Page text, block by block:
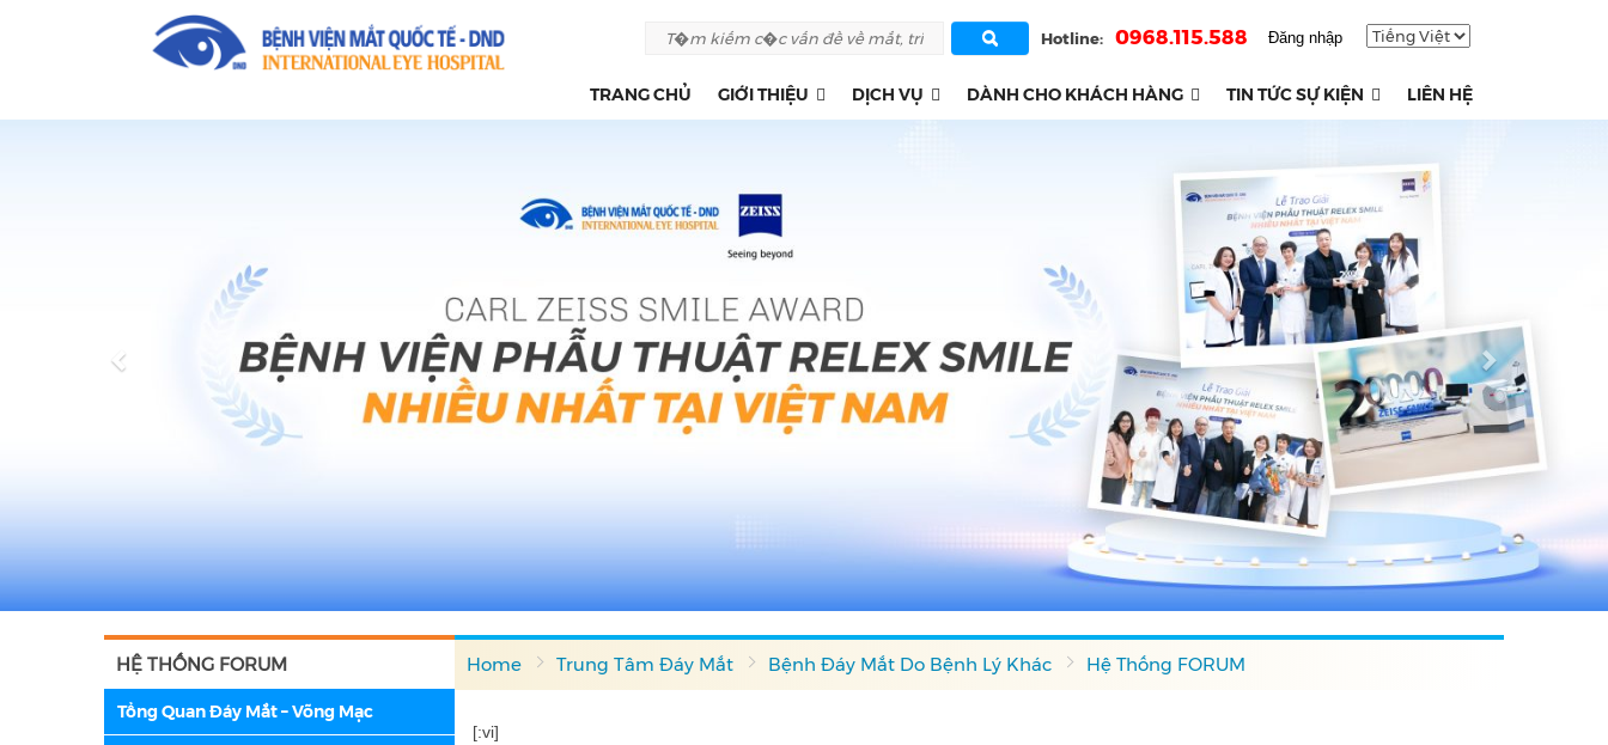
Đăng nhập
Hotline: 0968.115.588
TRANG CHỦ GIỚI THIỆU DỊCH VỤ DÀNH CHO KHÁCH HÀNG TIN TỨC SỰ KIỆN LIÊN HỆ
HỆ THỐNG FORUM
Tổng Quan Đáy Mắt – Võng Mạc
Home Trung Tâm Đáy Mắt Bệnh Đáy Mắt Do Bệnh Lý Khác Hệ Thống FORUM
[:vi]